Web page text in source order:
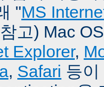
"MS
고) Mac
Explorer,
, Safari 등